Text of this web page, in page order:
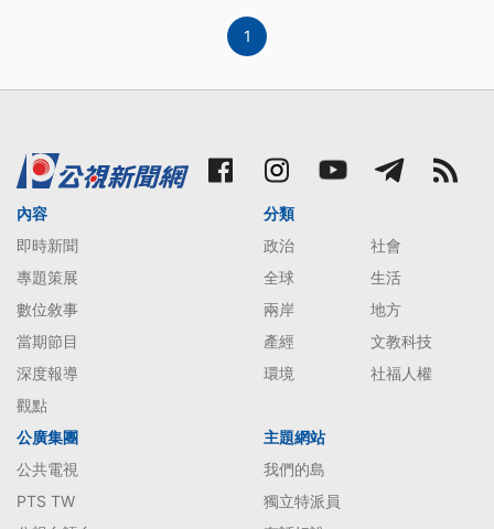
1
內容
即時新聞
專題策展
數位敘事
當期節目
深度報導
觀點
分類
政治
社會
全球
生活
兩岸
地方
產經
文教科技
環境
社福人權
公廣集團
公共電視
PTS TW
主題網站
我們的島
獨立特派員